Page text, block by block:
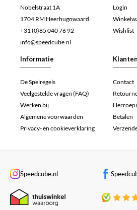
Nobelstraat 1A
1704 RM Heerhugowaard
+31 (0)85 040 76 92
info@speedcube.nl
Login
Wishlist
Informatie
De Spelregels
Veelgestelde vragen (FAQ)
Werken bij
Algemene voorwaarden
Privacy- en cookieverklaring
Contact
Betalen
Speedcube.nl